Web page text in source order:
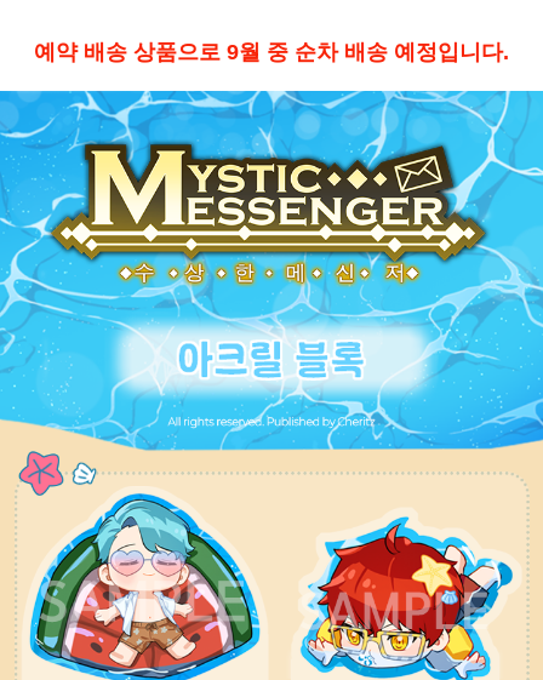
예약 배송 상품으로 9월 중 순차 배송 예정입니다.